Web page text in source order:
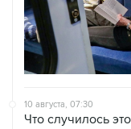
10 августа, 07:30
Что случилось